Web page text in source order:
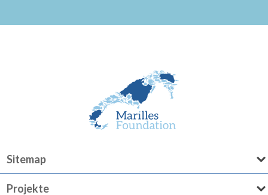
Sitemap
Projekte